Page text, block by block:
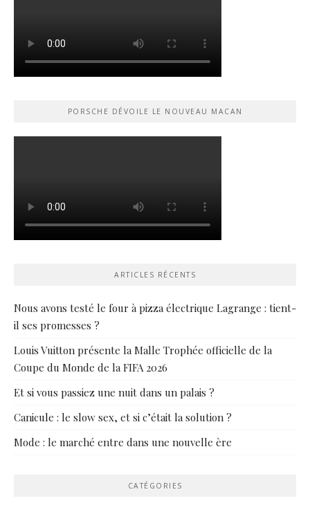
PORSCHE DÉVOILE LE NOUVEAU MACAN
ARTICLES RÉCENTS
Nous avons testé le four à pizza électrique Lagrange : tient-
il ses promesses ?
Louis Vuitton présente la Malle Trophée officielle de la
Coupe du Monde de la FIFA 2026
Et si vous passiez une nuit dans un palais ?
Canicule : le slow sex, et si c’était la solution ?
Mode : le marché entre dans une nouvelle ère
CATÉGORIES